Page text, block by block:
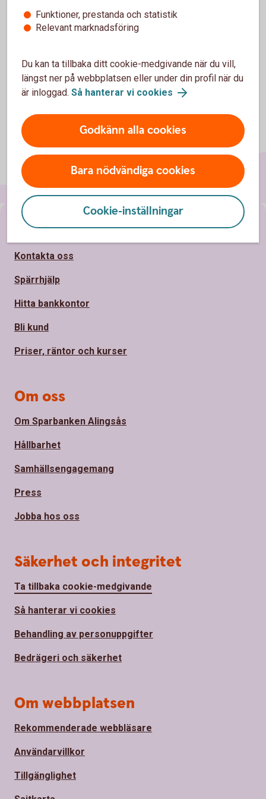
Inställningar för cookies
Funktioner, prestanda och statistik
Relevant marknadsföring
Du kan ta tillbaka ditt cookie-medgivande när du vill,
längst ner på webbplatsen eller under din profil när du
är inloggad. Så hanterar vi cookies
Godkänn alla cookies
Bara nödvändiga cookies
Cookie-inställningar
Sidfot
Hitta snabbt
Kontakta oss
Spärrhjälp
Hitta bankkontor
Bli kund
Priser, räntor och kurser
Om oss
Om Sparbanken Alingsås
Hållbarhet
Samhällsengagemang
Press
Jobba hos oss
Säkerhet och integritet
Ta tillbaka cookie-medgivande
Så hanterar vi cookies
Behandling av personuppgifter
Bedrägeri och säkerhet
Om webbplatsen
Rekommenderade webbläsare
Användarvillkor
Tillgänglighet